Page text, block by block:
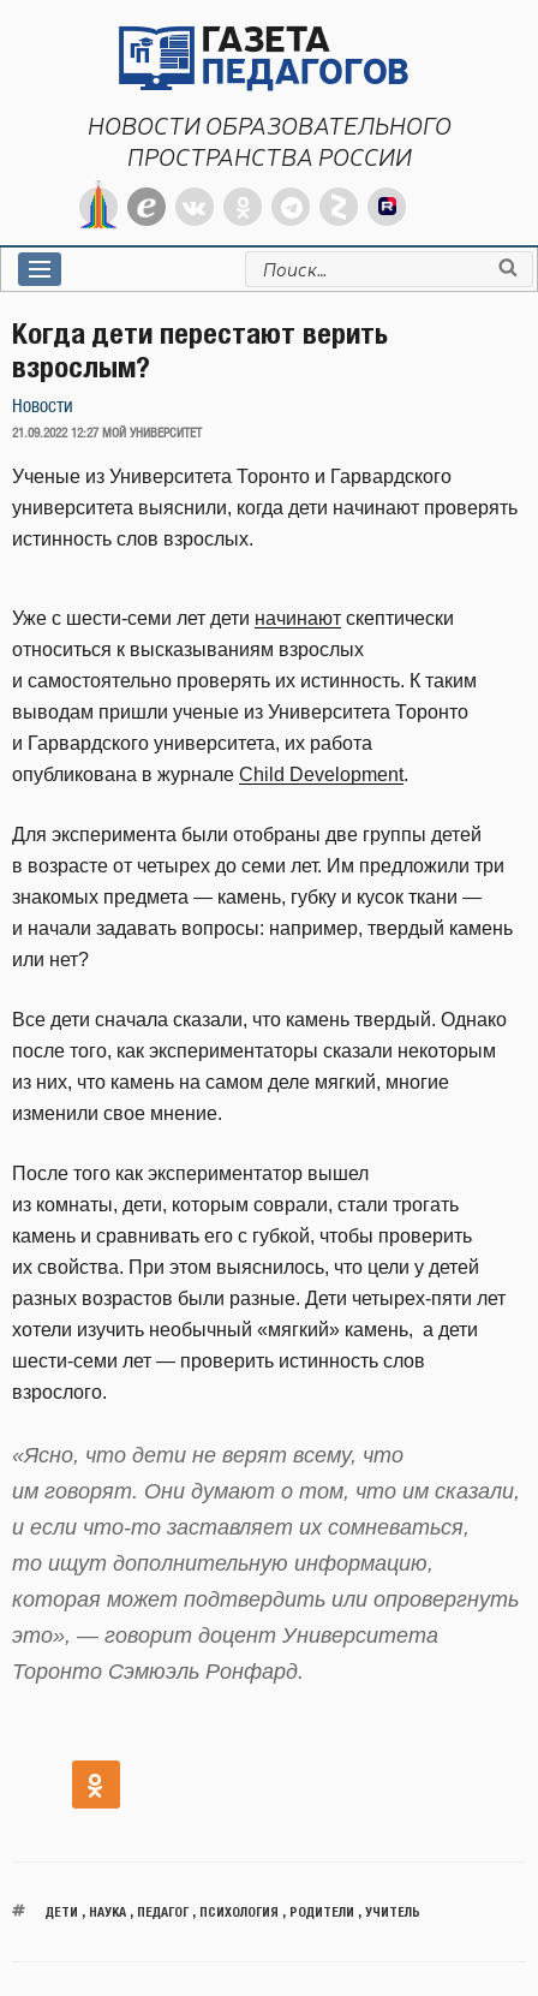
НОВОСТИ ОБРАЗОВАТЕЛЬНОГО
ПРОСТРАНСТВА РОССИИ
Искать:
Когда дети перестают верить
взрослым?
Новости
ОПУБЛИКОВАНО
21.09.2022 12:27 МОЙ УНИВЕРСИТЕТ
Ученые из Университета Торонто и Гарвардского
университета выяснили, когда дети начинают проверять
истинность слов взрослых.
Уже с шести-семи лет дети начинают скептически
относиться к высказываниям взрослых
и самостоятельно проверять их истинность. К таким
выводам пришли ученые из Университета Торонто
и Гарвардского университета, их работа
опубликована в журнале Child Development.
Для эксперимента были отобраны две группы детей
в возрасте от четырех до семи лет. Им предложили три
знакомых предмета — камень, губку и кусок ткани —
и начали задавать вопросы: например, твердый камень
или нет?
Все дети сначала сказали, что камень твердый. Однако
после того, как экспериментаторы сказали некоторым
из них, что камень на самом деле мягкий, многие
изменили свое мнение.
После того как экспериментатор вышел
из комнаты, дети, которым соврали, стали трогать
камень и сравнивать его с губкой, чтобы проверить
их свойства. При этом выяснилось, что цели у детей
разных возрастов были разные. Дети четырех-пяти лет
хотели изучить необычный «мягкий» камень, а дети
шести-семи лет — проверить истинность слов
взрослого.
«Ясно, что дети не верят всему, что
им говорят. Они думают о том, что им сказали,
и если что-то заставляет их сомневаться,
то ищут дополнительную информацию,
которая может подтвердить или опровергнуть
это», — говорит доцент Университета
Торонто Сэмюэль Ронфард.
ДЕТИ НАУКА, ПЕДАГОГ, ПСИХОЛОГИЯ РОДИТЕЛИ УЧИТЕЛЬ